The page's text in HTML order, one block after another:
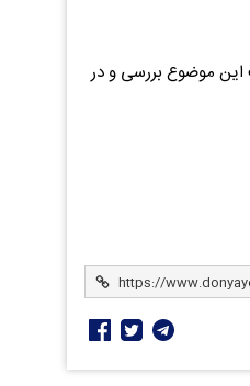
این موضوع بررسی و در